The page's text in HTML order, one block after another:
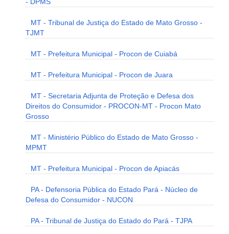
- DPMS
MT - Tribunal de Justiça do Estado de Mato Grosso -
TJMT
MT - Prefeitura Municipal - Procon de Cuiabá
MT - Prefeitura Municipal - Procon de Juara
MT - Secretaria Adjunta de Proteção e Defesa dos
Direitos do Consumidor - PROCON-MT - Procon Mato
Grosso
MT - Ministério Público do Estado de Mato Grosso -
MPMT
MT - Prefeitura Municipal - Procon de Apiacás
PA - Defensoria Pública do Estado Pará - Núcleo de
Defesa do Consumidor - NUCON
PA - Tribunal de Justiça do Estado do Pará - TJPA